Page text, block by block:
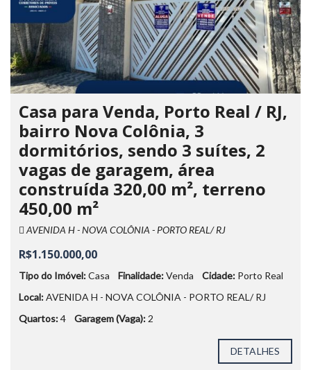
Casa para Venda, Porto Real / RJ,
bairro Nova Colônia, 3
dormitórios, sendo 3 suítes, 2
vagas de garagem, área
construída 320,00 m², terreno
450,00 m²
AVENIDA H - NOVA COLÔNIA - PORTO REAL/ RJ
R$1.150.000,00
Tipo do Imóvel:Casa Finalidade:Venda Cidade: Porto Real
Local:AVENIDA H - NOVA COLÔNIA - PORTO REAL/ RJ
Quartos:4 Garagem (Vaga): 2
DETALHES